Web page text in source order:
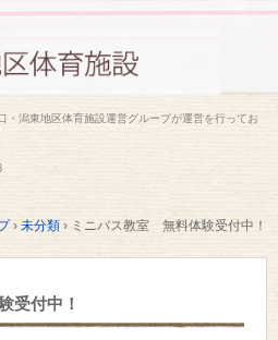
・潟東地区体育施設運営グループが運営を行ってお
› 未分類 › ミニバス教室 無料体験受付中！
受付中！